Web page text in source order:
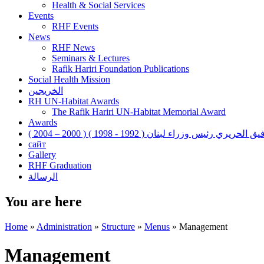
Health & Social Services
Events
RHF Events
News
RHF News
Seminars & Lectures
Rafik Hariri Foundation Publications
Social Health Mission
الخريجين
RH UN-Habitat Awards
The Rafik Hariri UN-Habitat Memorial Award
Awards
الحريري رئيس وزراء لبنان ( 1992 - 1998 ) ( 2000 – 2004 )
сайт
Gallery
RHF Graduation
الرسالة
You are here
Home » Administration » Structure » Menus » Management
Management